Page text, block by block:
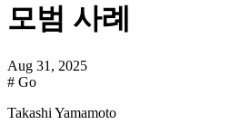
모범 사례
Aug 31, 2025
# Go
Takashi Yamamoto